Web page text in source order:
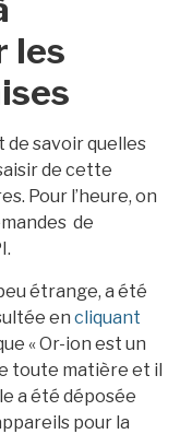
les
de savoir quelles
de cette
Pour l’heure, on
de
étrange, a été
en cliquant
« Or-ion est un
toute matière et il
a été déposée
pour la